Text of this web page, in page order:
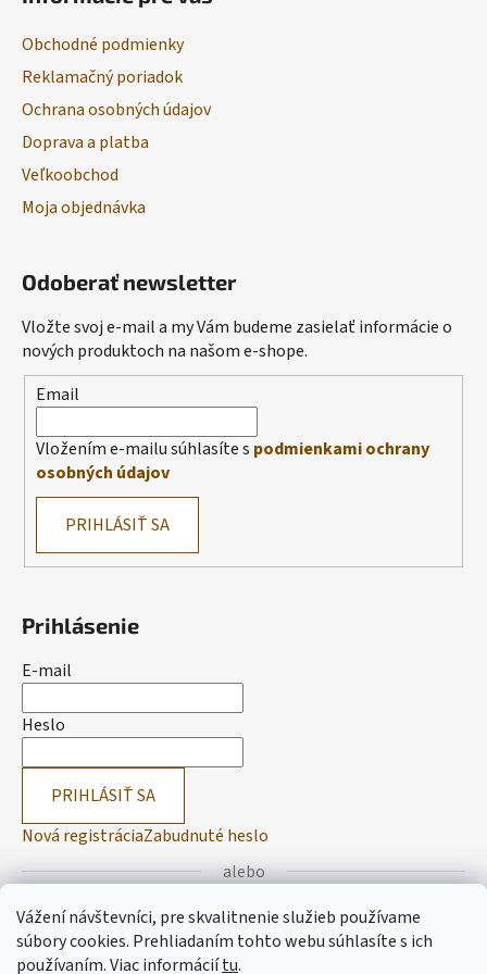
Vážení návštevníci, pre skvalitnenie služieb používame
súbory cookies. Prehliadaním tohto webu súhlasíte s ich
používaním.Viac informáciítu.
Obchodné podmienky
Reklamačný poriadok
Ochrana osobných údajov
Doprava a platba
Veľkoobchod
Moja objednávka
Odoberať newsletter
Vložte svoj e-mail a my Vám budeme zasielať informácie o
nových produktoch na našom e-shope.
Email
Vložením e-mailu súhlasíte s podmienkami ochrany
osobných údajov
PRIHLÁSIŤ SA
Prihlásenie
E-mail
Heslo
PRIHLÁSIŤ SA
Nová registráciaZabudnuté heslo
alebo
Prihlásiť sa cez Facebook